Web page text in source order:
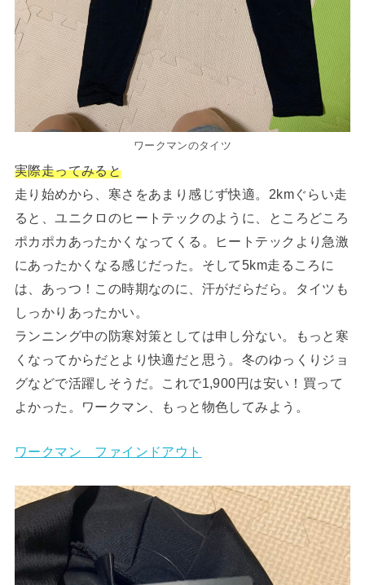
ワークマンのタイツ
実際走ってみると
走り始めから、寒さをあまり感じず快適。2kmぐらい走
ると、ユニクロのヒートテックのように、ところどころ
ポカポカあったかくなってくる。ヒートテックより急激
にあったかくなる感じだった。そして5km走るころに
は、あっつ！この時期なのに、汗がだらだら。タイツも
しっかりあったかい。
ランニング中の防寒対策としては申し分ない。もっと寒
くなってからだとより快適だと思う。冬のゆっくりジョ
グなどで活躍しそうだ。これで1,900円は安い！買って
よかった。ワークマン、もっと物色してみよう。
ワークマン ファインドアウト